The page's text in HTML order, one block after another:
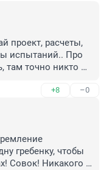
проект, расчеты,
испытаний.. Про
там точно никто
+8 –0
гребенку, чтобы
Совок! Никакого